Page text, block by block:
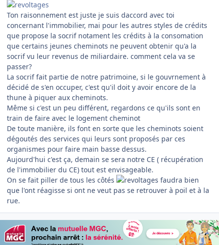
Ton raisonnement est juste je suis daccord avec toi
concernant l'immobilier, mai pour les autres styles de crédits
que propose la socrif notament les crédits à la consomation
que certains jeunes cheminots ne peuvent obtenir qu'a la
socrif vu leur revenus de miliardaire. comment cela va se
passer?
La socrif fait partie de notre patrimoine, si le gouvrnement à
décidé de s'en occuper, c'est qu'il doit y avoir encore de la
thune à piquer aux cheminots.
Même si c'est un peu différent, regardons ce qu'ils sont en
train de faire avec le logement cheminot
De toute manière, ils font en sorte que les cheminots soient
dégoutés des services qui leurs sont proposés par ces
organismes pour faire main basse dessus.
Aujourd'hui c'est ça, demain se sera notre CE ( récupération
de l'immobilier du CE) tout est envisageable.
On se fait piller de tous les côtés
faudra bien
que l'ont réagisse si ont ne veut pas se retrouver à poil et à la
rue.